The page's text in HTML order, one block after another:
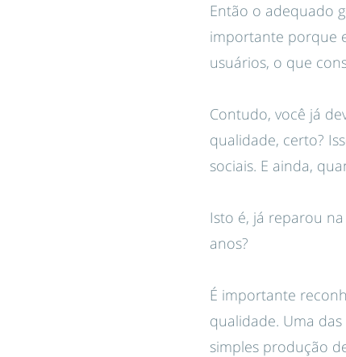
Então o adequado
importante porque
usuários, o que
Contudo, você já
qualidade, certo?
sociais. E ainda,
Isto é, já reparou
anos?
É importante
qualidade. Uma
simples produção